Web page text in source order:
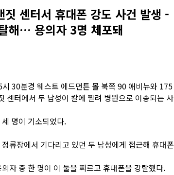
센터서 휴대폰 강도 사건 발생 -
해… 용의자 3명 체포돼
30분경 웨스트 에드먼튼 몰 북쪽 90 애비뉴와 175
센터에서 두 남성이 칼에 찔려 병원으로 이송되는 사
명이 기소되었다.
류장에서 기다리고 있던 두 남성에게 접근해 휴대폰
자 중 한 명이 이 둘을 찌르고 휴대폰을 강탈했다.